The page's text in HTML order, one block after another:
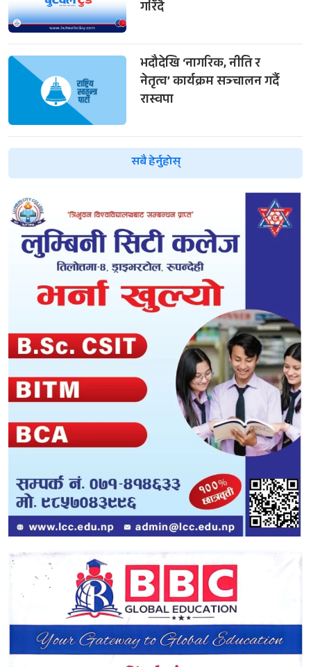
गरिँदै
भदौदेखि ‘नागरिक, नीति र
नेतृत्व’ कार्यक्रम सञ्चालन गर्दै
रास्वपा
सबै हेर्नुहोस्